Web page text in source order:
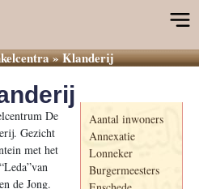
»Klanderij
De
Gezicht
met het
de Jong.
Aantal inwoners
Annexatie
Lonneker
Burgermeesters